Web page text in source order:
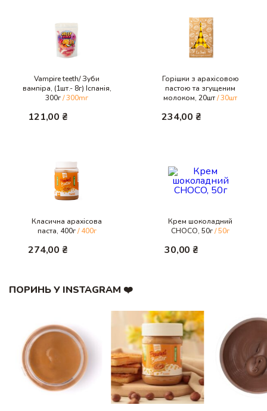
Vampire teeth/ Зуби
вампіра, (1шт.- 8г) Іспанія,
300г/ 300mг
121,00₴
Горішки з арахісовою
пастою та згущеним
молоком, 20шт/ 30шт
234,00₴
Класична арахісова
паста, 400г / 400г
274,00₴
Крем шоколадний
CHOCO, 50г/ 50г
30,00₴
ПОРИНЬ У INSTAGRAM ❤️